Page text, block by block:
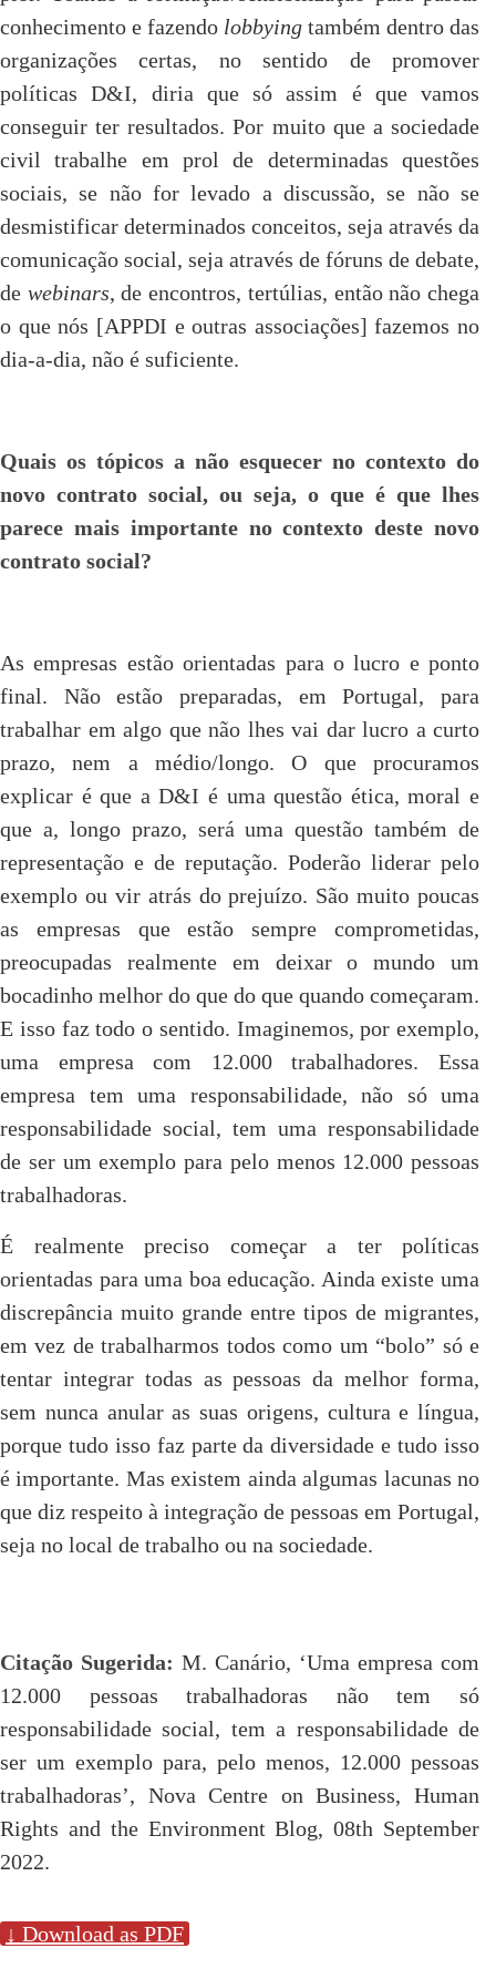
conhecimento e fazendo lobbying também dentro das
organizações certas, no sentido de promover
políticas D&I, diria que só assim é que vamos
conseguir ter resultados. Por muito que a sociedade
civil trabalhe em prol de determinadas questões
sociais, se não for levado a discussão, se não se
desmistificar determinados conceitos, seja através da
comunicação social, seja através de fóruns de debate,
de webinars, de encontros, tertúlias, então não chega
o que nós [APPDI e outras associações] fazemos no
dia-a-dia, não é suficiente.
Quais os tópicos a não esquecer no contexto do
novo contrato social, ou seja, o que é que lhes
parece mais importante no contexto deste novo
contrato social?
As empresas estão orientadas para o lucro e ponto
final. Não estão preparadas, em Portugal, para
trabalhar em algo que não lhes vai dar lucro a curto
prazo, nem a médio/longo. O que procuramos
explicar é que a D&I é uma questão ética, moral e
que a, longo prazo, será uma questão também de
representação e de reputação. Poderão liderar pelo
exemplo ou vir atrás do prejuízo. São muito poucas
as empresas que estão sempre comprometidas,
preocupadas realmente em deixar o mundo um
bocadinho melhor do que do que quando começaram.
E isso faz todo o sentido. Imaginemos, por exemplo,
uma empresa com 12.000 trabalhadores. Essa
empresa tem uma responsabilidade, não só uma
responsabilidade social, tem uma responsabilidade
de ser um exemplo para pelo menos 12.000 pessoas
trabalhadoras.
É realmente preciso começar a ter políticas
orientadas para uma boa educação. Ainda existe uma
discrepância muito grande entre tipos de migrantes,
em vez de trabalharmos todos como um “bolo” só e
tentar integrar todas as pessoas da melhor forma,
sem nunca anular as suas origens, cultura e língua,
porque tudo isso faz parte da diversidade e tudo isso
é importante. Mas existem ainda algumas lacunas no
que diz respeito à integração de pessoas em Portugal,
seja no local de trabalho ou na sociedade.
Citação Sugerida: M. Canário, ‘Uma empresa com
12.000 pessoas trabalhadoras não tem só
responsabilidade social, tem a responsabilidade de
ser um exemplo para, pelo menos, 12.000 pessoas
trabalhadoras’, Nova Centre on Business, Human
Rights and the Environment Blog, 08th September
2022.
↓ Download as PDF